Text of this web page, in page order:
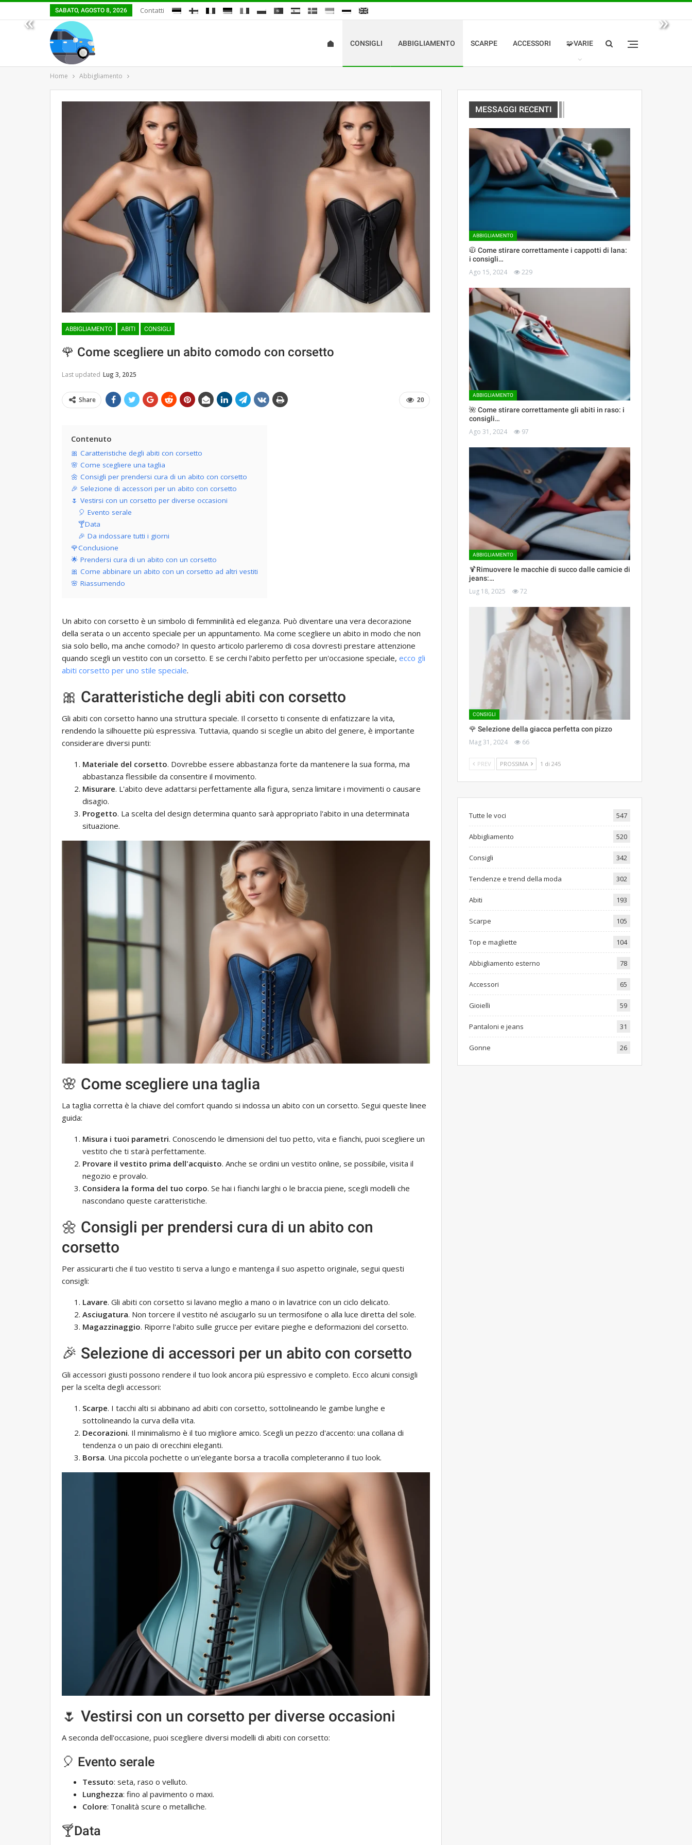
« »
SABATO, AGOSTO 8, 2026 Contatti
CONSIGLI ABBIGLIAMENTO SCARPE ACCESSORI 🧩VARIE
Home Abbigliamento
ABBIGLIAMENTO ABITI CONSIGLI
🌹 Come scegliere un abito comodo con corsetto
Last updated Lug 3, 2025
20
Share
Contenuto
🎀 Caratteristiche degli abiti con corsetto
🌸 Come scegliere una taglia
🌼 Consigli per prendersi cura di un abito con corsetto
🎉 Selezione di accessori per un abito con corsetto
🌷 Vestirsi con un corsetto per diverse occasioni
🎈 Evento serale
🍸Data
🎉 Da indossare tutti i giorni
🌹Conclusione
🌟 Prendersi cura di un abito con un corsetto
🎀 Come abbinare un abito con un corsetto ad altri vestiti
🌸 Riassumendo
Un abito con corsetto è un simbolo di femminilità ed eleganza. Può diventare una vera decorazione
della serata o un accento speciale per un appuntamento. Ma come scegliere un abito in modo che non
sia solo bello, ma anche comodo? In questo articolo parleremo di cosa dovresti prestare attenzione
quando scegli un vestito con un corsetto. E se cerchi l'abito perfetto per un'occasione speciale, ecco gli
abiti corsetto per uno stile speciale.
🎀 Caratteristiche degli abiti con corsetto
Gli abiti con corsetto hanno una struttura speciale. Il corsetto ti consente di enfatizzare la vita,
rendendo la silhouette più espressiva. Tuttavia, quando si sceglie un abito del genere, è importante
considerare diversi punti:
Materiale del corsetto. Dovrebbe essere abbastanza forte da mantenere la sua forma, ma
abbastanza flessibile da consentire il movimento.
Misurare. L'abito deve adattarsi perfettamente alla figura, senza limitare i movimenti o causare
disagio.
Progetto. La scelta del design determina quanto sarà appropriato l'abito in una determinata
situazione.
🌸 Come scegliere una taglia
La taglia corretta è la chiave del comfort quando si indossa un abito con un corsetto. Segui queste linee
guida:
Misura i tuoi parametri. Conoscendo le dimensioni del tuo petto, vita e fianchi, puoi scegliere un
vestito che ti starà perfettamente.
Provare il vestito prima dell'acquisto. Anche se ordini un vestito online, se possibile, visita il
negozio e provalo.
Considera la forma del tuo corpo. Se hai i fianchi larghi o le braccia piene, scegli modelli che
nascondano queste caratteristiche.
🌼 Consigli per prendersi cura di un abito con
corsetto
Per assicurarti che il tuo vestito ti serva a lungo e mantenga il suo aspetto originale, segui questi
consigli:
Lavare. Gli abiti con corsetto si lavano meglio a mano o in lavatrice con un ciclo delicato.
Asciugatura. Non torcere il vestito né asciugarlo su un termosifone o alla luce diretta del sole.
Magazzinaggio. Riporre l'abito sulle grucce per evitare pieghe e deformazioni del corsetto.
🎉 Selezione di accessori per un abito con corsetto
Gli accessori giusti possono rendere il tuo look ancora più espressivo e completo. Ecco alcuni consigli
per la scelta degli accessori:
Scarpe. I tacchi alti si abbinano ad abiti con corsetto, sottolineando le gambe lunghe e
sottolineando la curva della vita.
Decorazioni. Il minimalismo è il tuo migliore amico. Scegli un pezzo d'accento: una collana di
tendenza o un paio di orecchini eleganti.
Borsa. Una piccola pochette o un'elegante borsa a tracolla completeranno il tuo look.
🌷 Vestirsi con un corsetto per diverse occasioni
A seconda dell'occasione, puoi scegliere diversi modelli di abiti con corsetto:
🎈 Evento serale
Tessuto: seta, raso o velluto.
Lunghezza: fino al pavimento o maxi.
Colore: Tonalità scure o metalliche.
🍸Data
MESSAGGI RECENTI
ABBIGLIAMENTO
🧥 Come stirare correttamente i cappotti di lana:
i consigli…
Ago 15, 2024 229
ABBIGLIAMENTO
🌺 Come stirare correttamente gli abiti in raso: i
consigli…
Ago 31, 2024 97
ABBIGLIAMENTO
🍹Rimuovere le macchie di succo dalle camicie di
jeans:…
Lug 18, 2025 72
CONSIGLI
🌹 Selezione della giacca perfetta con pizzo
Mag 31, 2024 66
PREV PROSSIMA 1 di 245
Tutte le voci 547
Abbigliamento 520
Consigli 342
Tendenze e trend della moda 302
Abiti 193
Scarpe 105
Top e magliette 104
Abbigliamento esterno 78
Accessori 65
Gioielli 59
Pantaloni e jeans 31
Gonne 26